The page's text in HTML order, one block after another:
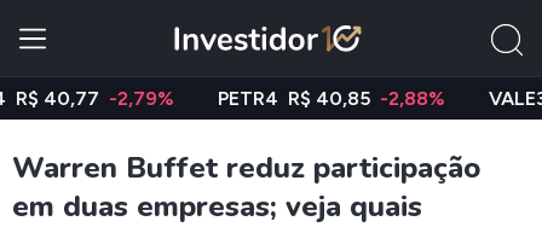
-2,79% PETR4 R$ 40,85 -2,88% VALE3 R$
Warren Buffet reduz participação
em duas empresas; veja quais